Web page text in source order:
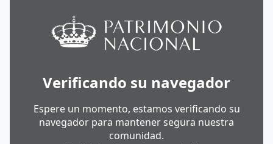
Verificando su navegador
Espere un momento, estamos verificando su
navegador para mantener segura nuestra
comunidad.